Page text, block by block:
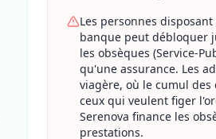
Les personnes
banque peut débloquer
les obsèques (Service-
qu'une assurance. Les
viagère, où le cumul
ceux qui veulent figer
Serenova finance les
prestations.